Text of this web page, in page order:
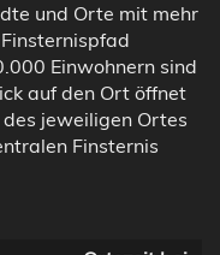
und Orte mit mehr
Einwohnern sind
auf den Ort öffnet
jeweiligen Ortes
Finsternis